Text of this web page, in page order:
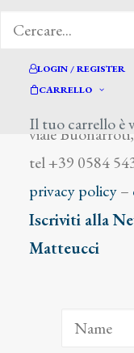
LOGIN / REGISTER
CARRELLO
Il tuo carrello è
viale
tel +39 0584
privacy policy–
Iscriviti alla
Matteucci